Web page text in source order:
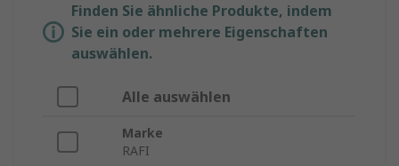
Finden Sie ähnliche Produkte, indem
Sie ein oder mehrere Eigenschaften
auswählen.
Alle auswählen
Marke
RAFI